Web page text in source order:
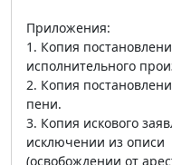
Приложения:
1. Копия
исполнительного
2. Копия
пени.
3. Копия искового
исключении из описи
(освобождении от